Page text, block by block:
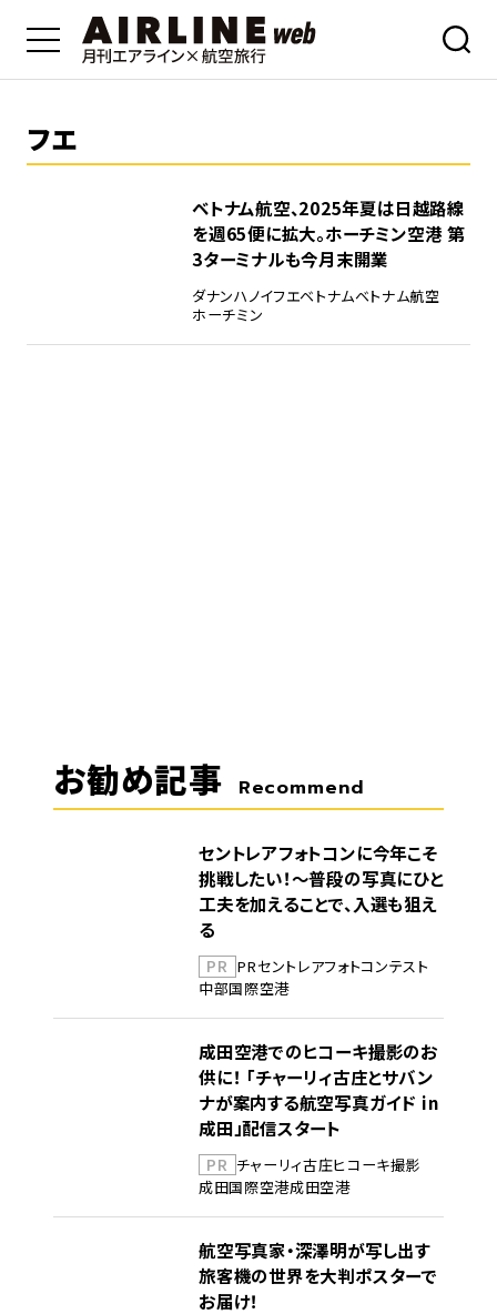
フエ
ベトナム航空、2025年夏は日越路線
を週65便に拡大。ホーチミン空港 第
3ターミナルも今月末開業
ダナンハノイフエベトナムベトナム航空
ホーチミン
お勧め記事 Recommend
セントレアフォトコンに今年こそ
挑戦したい！～普段の写真にひと
工夫を加えることで、入選も狙え
る
PR PRセントレアフォトコンテスト
中部国際空港
成田空港でのヒコーキ撮影のお
供に！ 「チャーリィ古庄とサバン
ナが案内する航空写真ガイド in
成田」配信スタート
PR チャーリィ古庄ヒコーキ撮影
成田国際空港成田空港
航空写真家・深澤明が写し出す
旅客機の世界を大判ポスターで
お届け！